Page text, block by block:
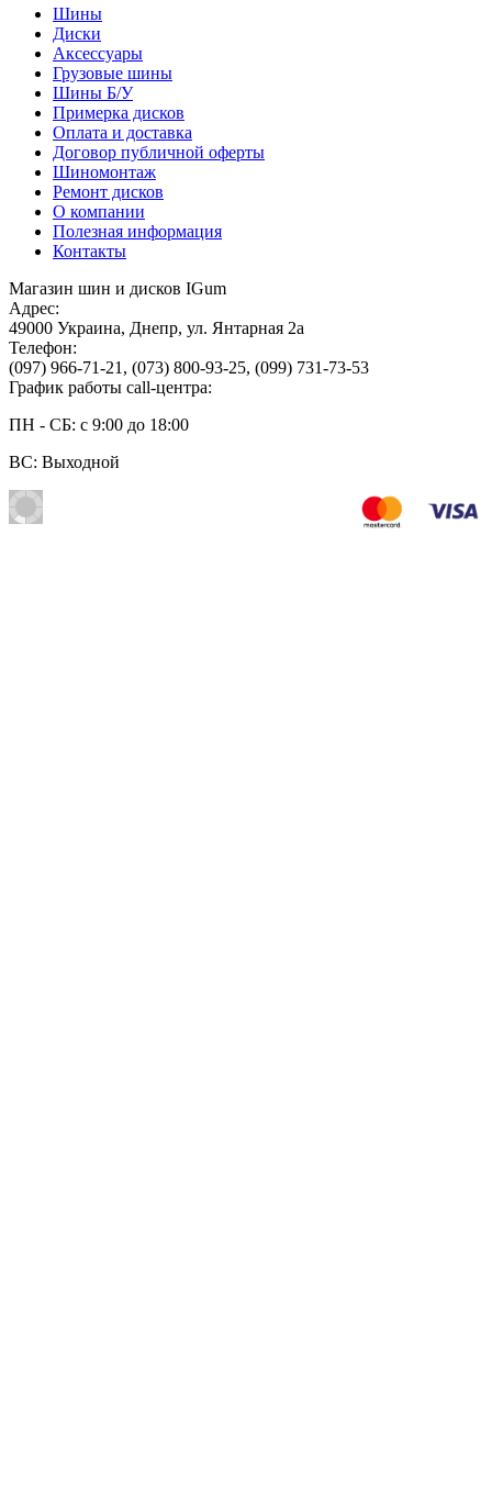
Шины
Диски
Аксессуары
Грузовые шины
Шины Б/У
Примерка дисков
Оплата и доставка
Договор публичной оферты
Шиномонтаж
Ремонт дисков
О компании
Полезная информация
Контакты
Магазин шин и дисков IGum
Адрес:
49000 Украина, Днепр, ул. Янтарная 2а
Телефон:
(097) 966-71-21 , (073) 800-93-25, (099) 731-73-53
График работы call-центра:
ПН - СБ: с 9:00 до 18:00
ВС: Выходной